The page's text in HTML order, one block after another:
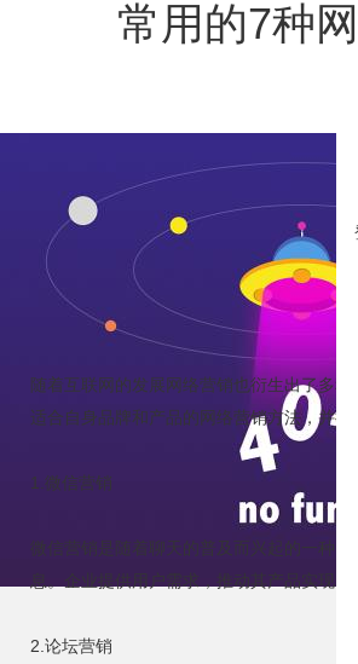
常用的7种
随着互联网的发展网络营销也衍生出了多
适合自身品牌和产品的网络营销方法，并
1.微信营销
微信营销是随着聊天的普及而兴起的一种
息。企业提供用户需求，推动其产品实现点
2.论坛营销